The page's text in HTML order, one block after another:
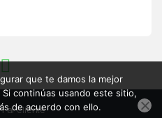
al cliente
que te damos la mejor
continúas usando este sitio,
de acuerdo con ello.